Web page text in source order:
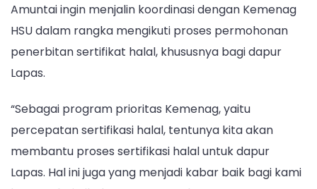
Amuntai ingin menjalin koordinasi dengan Kemenag
HSU dalam rangka mengikuti proses permohonan
penerbitan sertifikat halal, khususnya bagi dapur
Lapas.
“Sebagai program prioritas Kemenag, yaitu
percepatan sertifikasi halal, tentunya kita akan
membantu proses sertifikasi halal untuk dapur
Lapas. Hal ini juga yang menjadi kabar baik bagi kami